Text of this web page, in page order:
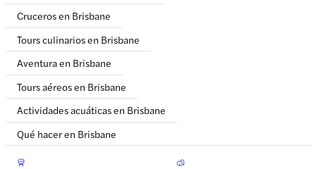
Cruceros en Brisbane
Tours culinarios en Brisbane
Aventura en Brisbane
Tours aéreos en Brisbane
Actividades acuáticas en Brisbane
Qué hacer en Brisbane